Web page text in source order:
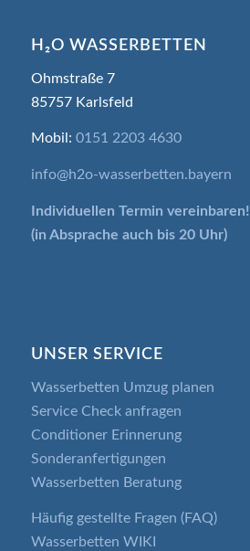
H₂O WASSERBETTEN
Ohmstraße 7
85757 Karlsfeld
Mobil: 0151 2203 4630
info@h2o-wasserbetten.bayern
Individuellen Termin vereinbaren!
(in Absprache auch bis 20 Uhr)
UNSER SERVICE
Wasserbetten Umzug planen
Service Check anfragen
Conditioner Erinnerung
Sonderanfertigungen
Wasserbetten Beratung
Häufig gestellte Fragen (FAQ)
Wasserbetten WIKI